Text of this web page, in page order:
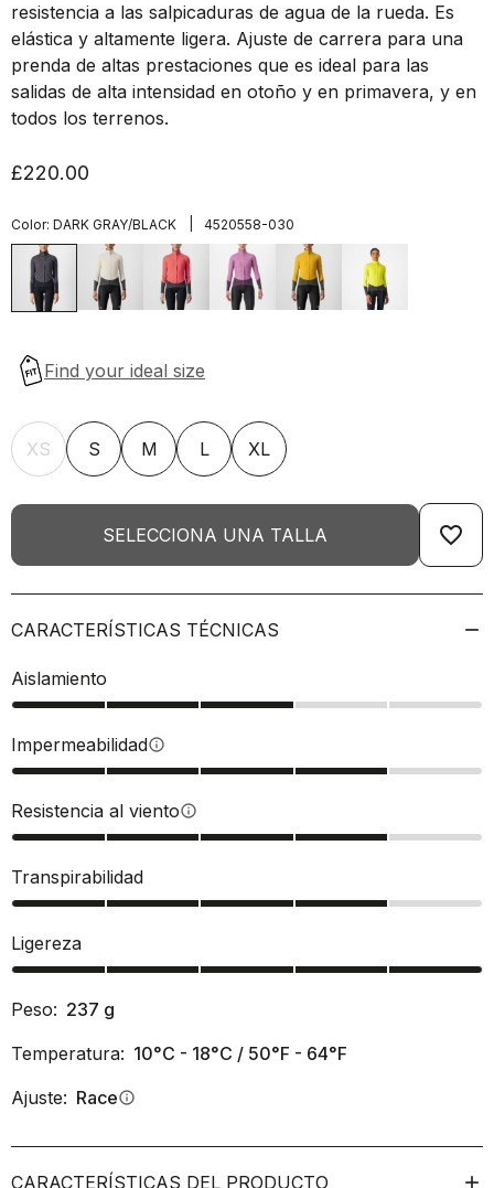
resistencia a las salpicaduras de agua de la rueda. Es
elástica y altamente ligera. Ajuste de carrera para una
prenda de altas prestaciones que es ideal para las
salidas de alta intensidad en otoño y en primavera, y en
todos los terrenos.
£220.00
Color: DARK GRAY/BLACK 4520558-030
XS S M L XL
SELECCIONA UNA TALLA favorite_border
CARACTERÍSTICAS TÉCNICAS
Aislamiento
Impermeabilidadinfo
Resistencia al vientoinfo
Transpirabilidad
Ligereza
Peso: 237 g
Temperatura: 10°C - 18°C / 50°F - 64°F
Ajuste: Raceinfo
CARACTERÍSTICAS DEL PRODUCTO